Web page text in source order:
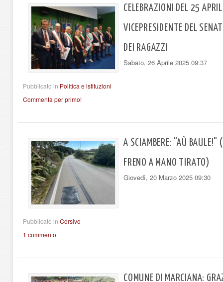
CELEBRAZIONI DEL 25
VICEPRESIDENTE DEL
DEI RAGAZZI
Sabato, 26 Aprile 2025 09:37
Pubblicato in Politica e istituzioni
Commenta per primo!
A SCIAMBERE: "AÙ BAULE!"
FRENO A MANO TIRATO)
Giovedì, 20 Marzo 2025 09:30
Pubblicato in Corsivo
1 commento
COMUNE DI MARCIANA: